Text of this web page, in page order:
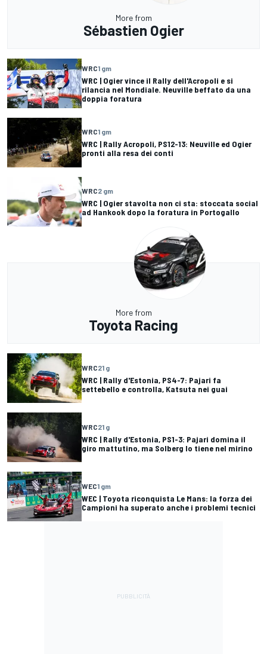
More from
Sébastien Ogier
WRC1 gm
WRC | Ogier vince il Rally dell'Acropoli e si
rilancia nel Mondiale. Neuville beffato da una
doppia foratura
WRC1 gm
WRC | Rally Acropoli, PS12-13: Neuville ed Ogier
pronti alla resa dei conti
WRC2 gm
WRC | Ogier stavolta non ci sta: stoccata social
ad Hankook dopo la foratura in Portogallo
More from
Toyota Racing
WRC21 g
WRC | Rally d'Estonia, PS4-7: Pajari fa
settebello e controlla, Katsuta nei guai
WRC21 g
WRC | Rally d'Estonia, PS1-3: Pajari domina il
giro mattutino, ma Solberg lo tiene nel mirino
WEC1 gm
WEC | Toyota riconquista Le Mans: la forza dei
Campioni ha superato anche i problemi tecnici